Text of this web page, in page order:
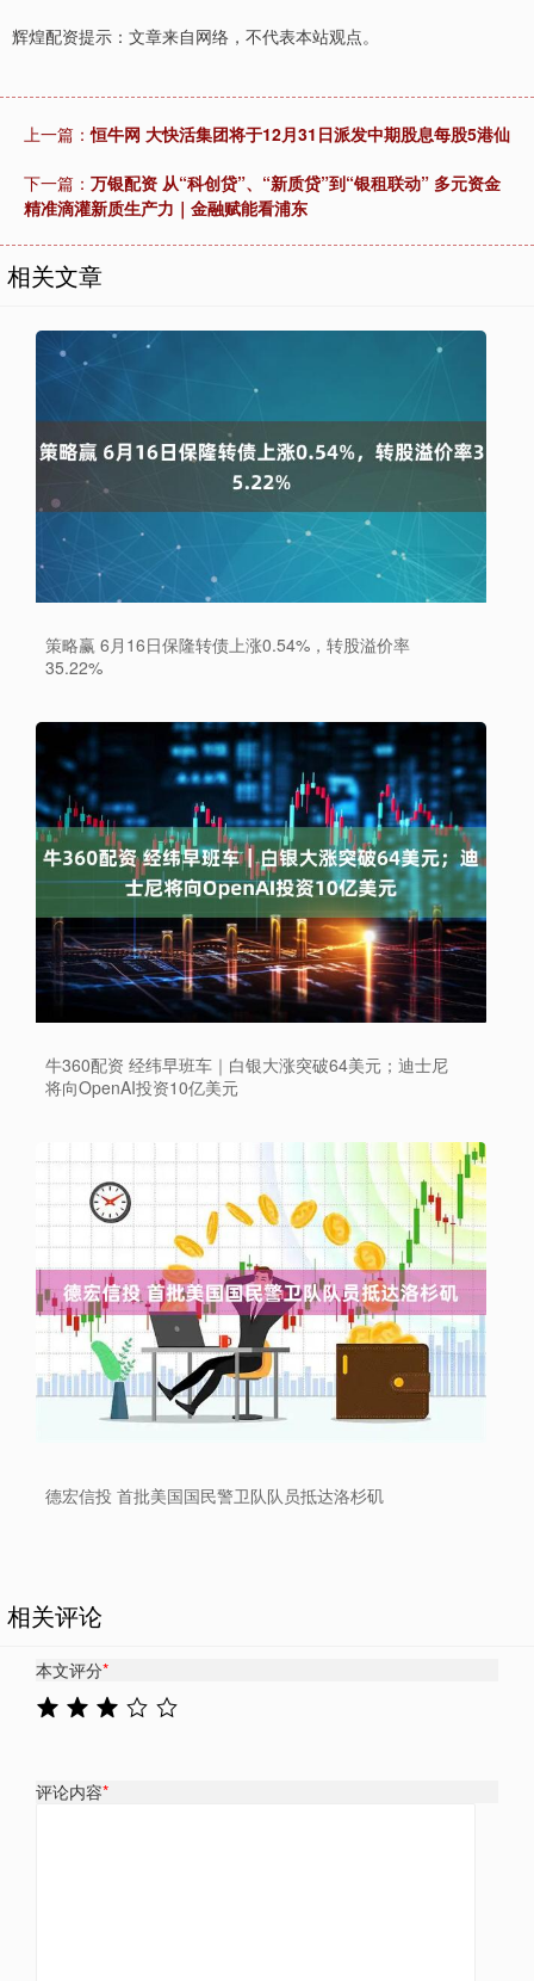
辉煌配资提示：文章来自网络，不代表本站观点。
上一篇：恒牛网 大快活集团将于12月31日派发中期股息每股5港仙
下一篇： 万银配资 从“科创贷”、“新质贷”到“银租联动” 多元资金
精准滴灌新质生产力｜金融赋能看浦东
相关文章
策略赢 6月16日保隆转债上涨0.54%，转股溢价率
35.22%
牛360配资 经纬早班车｜白银大涨突破64美元；迪士尼
将向OpenAI投资10亿美元
德宏信投 首批美国国民警卫队队员抵达洛杉矶
相关评论
本文评分*
评论内容*